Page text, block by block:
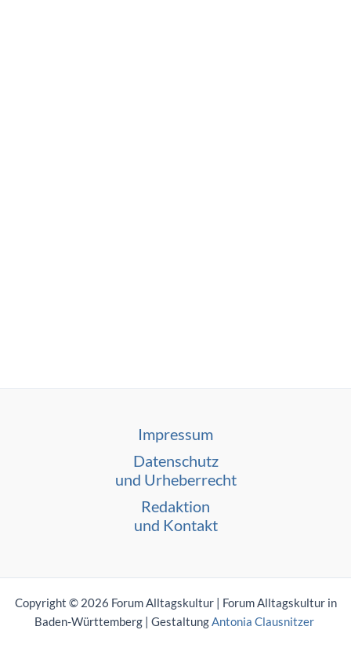
Impressum
Datenschutz
und Urheberrecht
Redaktion
und Kontakt
Copyright © 2026 Forum Alltagskultur | Forum Alltagskultur in
Baden-Württemberg | GestaltungAntonia Clausnitzer